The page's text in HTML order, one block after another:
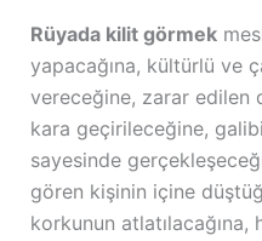
Rüyada kilit görmek
yapacağına, kültürlü ve
vereceğine, zarar edilen
kara geçirileceğine,
sayesinde
gören kişinin içine
korkunun